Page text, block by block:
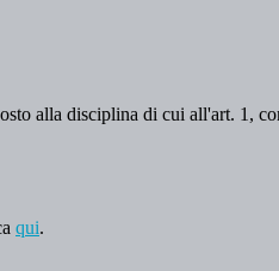
alla disciplina di cui all'art. 1,
qui.